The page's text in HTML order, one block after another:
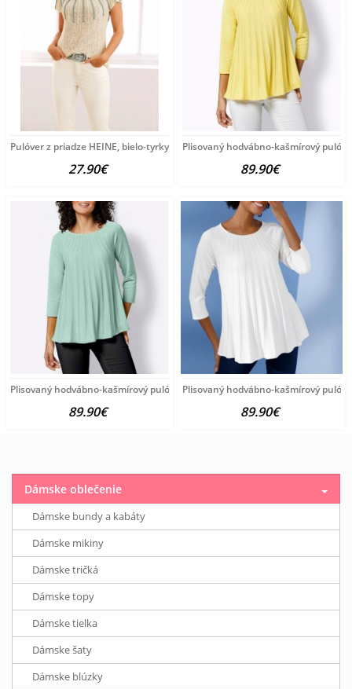
Pulóver z priadze HEINE, bielo-tyrkysový
27.90€
Plisovaný hodvábno-kašmírový
89.90€
Plisovaný hodvábno-kašmírový pulóver vzhľadom Création
89.90€
Plisovaný hodvábno-kašmírový
89.90€
Dámske oblečenie
Dámske bundy a kabáty
Dámske mikiny
Dámske tričká
Dámske topy
Dámske tielka
Dámske šaty
Dámske blúzky